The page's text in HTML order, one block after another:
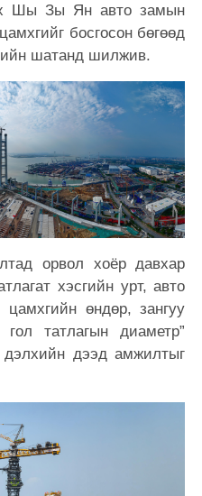
Шы Зы Ян авто замын
босгосон бөгөөд
шатанд шилжив.
орвол хоёр давхар
хэсгийн урт, авто
өндөр, зангуу
татлагын диаметр”
дэлхийн дээд амжилтыг